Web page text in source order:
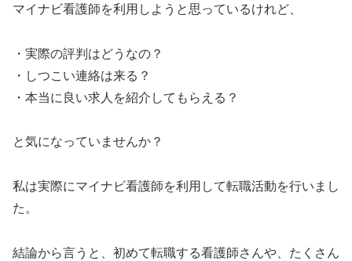
マイナビ看護師を利用しようと思っているけれど、
・実際の評判はどうなの？
・しつこい連絡は来る？
・本当に良い求人を紹介してもらえる？
と気になっていませんか？
私は実際にマイナビ看護師を利用して転職活動を行いまし
た。
結論から言うと、初めて転職する看護師さんや、たくさん